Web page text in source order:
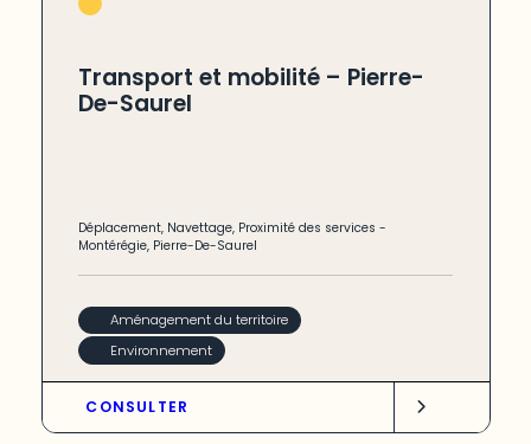
Transport et mobilité – Pierre-
De-Saurel
Déplacement, Navettage, Proximité des services -
Montérégie, Pierre-De-Saurel
Aménagement du territoire
Environnement
CONSULTER